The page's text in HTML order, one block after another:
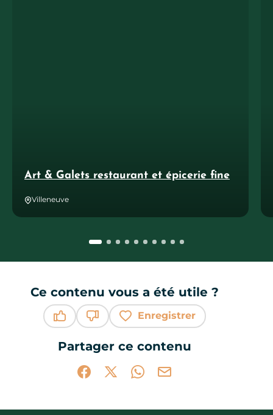
Art & Galets restaurant et épicerie fine
Villeneuve
Ce contenu vous a été utile ?
Enregistrer
Partager ce contenu
Partager sur Facebook (nouvelle
Partager sur X / Twitter (nouvelle
Partager sur WhatsApp
Partager par mail